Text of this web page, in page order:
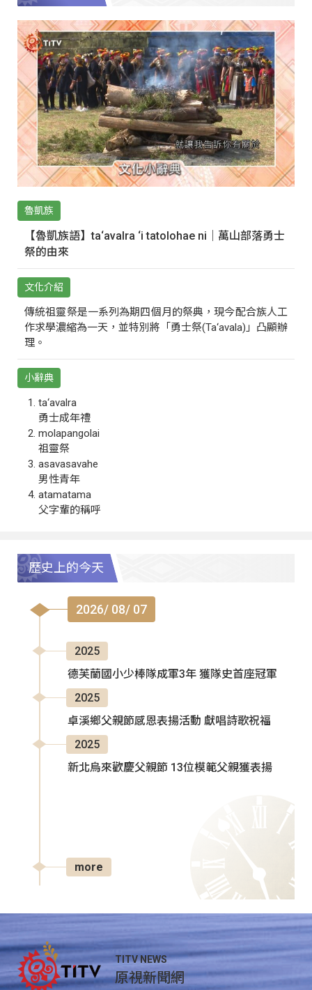
魯凱族
【魯凱族語】ta‘avalra ‘i tatolohae ni｜萬山部落勇士
祭的由來
文化介紹
傳統祖靈祭是一系列為期四個月的祭典，現今配合族人工
作求學濃縮為一天，並特別將「勇士祭(Ta‘avala)」凸顯辦
理。
小辭典
ta‘avalra
勇士成年禮
molapangolai
祖靈祭
asavasavahe
男性青年
atamatama
父字輩的稱呼
歷史上的今天
2026/ 08/ 07
2025
德芙蘭國小少棒隊成軍3年 獲隊史首座冠軍
2025
卓溪鄉父親節感恩表揚活動 獻唱詩歌祝福
2025
新北烏來歡慶父親節 13位模範父親獲表揚
more
TITV NEWS
原視新聞網